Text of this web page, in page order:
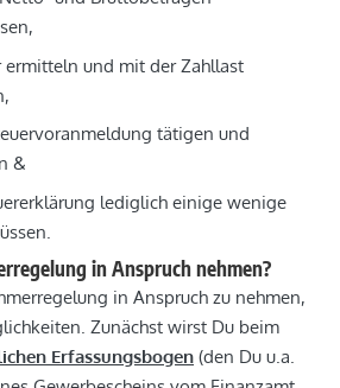
ermitteln und mit der Zahllast
tätigen und
&
lediglich einige wenige
in Anspruch nehmen?
in Anspruch zu nehmen,
Zunächst wirst Du beim
Erfassungsbogen (den Du u.a.